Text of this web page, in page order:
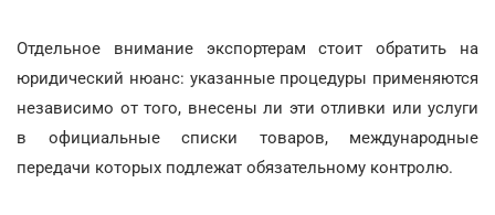
Отдельное внимание экспортерам стоит обратить на
юридический нюанс: указанные процедуры применяются
независимо от того, внесены ли эти отливки или услуги
в официальные списки товаров, международные
передачи которых подлежат обязательному контролю.